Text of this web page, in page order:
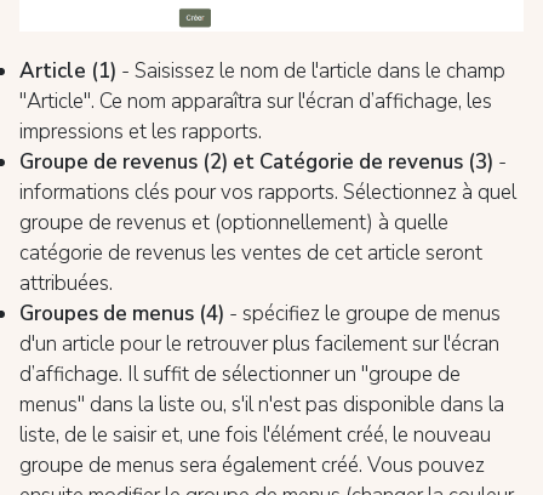
Article (1) - Saisissez le nom de l'article dans le champ
"Article". Ce nom apparaîtra sur l'écran d’affichage, les
impressions et les rapports.
Groupe de revenus (2) et Catégorie de revenus (3) -
informations clés pour vos rapports. Sélectionnez à quel
groupe de revenus et (optionnellement) à quelle
catégorie de revenus les ventes de cet article seront
attribuées.
Groupes de menus (4) - spécifiez le groupe de menus
d'un article pour le retrouver plus facilement sur l'écran
d’affichage. Il suffit de sélectionner un "groupe de
menus" dans la liste ou, s'il n'est pas disponible dans la
liste, de le saisir et, une fois l'élément créé, le nouveau
groupe de menus sera également créé. Vous pouvez